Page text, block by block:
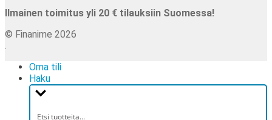
Ilmainen toimitus yli 20 € tilauksiin Suomessa!
© Finanime 2026
Oma tili
Haku